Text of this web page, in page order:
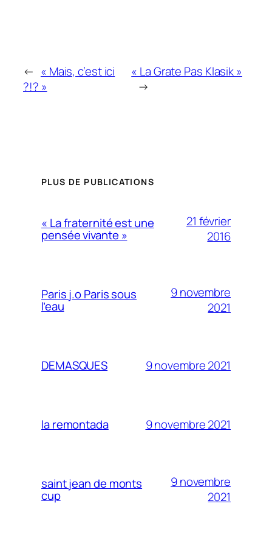
← « Mais, c’est ici
?!? »
« La Grate Pas Klasik »
→
PLUS DE PUBLICATIONS
« La fraternité est une
pensée vivante »
21 février
2016
Paris j.o Paris sous
l’eau
9 novembre
2021
DEMASQUES 9 novembre 2021
la remontada 9 novembre 2021
saint jean de monts
cup
9 novembre
2021